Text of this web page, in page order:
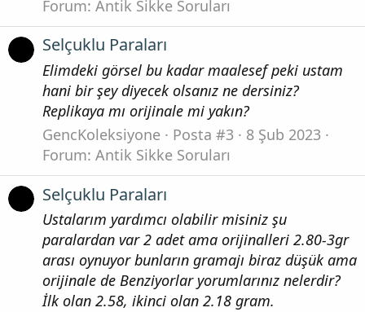
Forum: Antik Sikke Soruları
Selçuklu Paraları
Elimdeki görsel bu kadar maalesef peki ustam
hani bir şey diyecek olsanız ne dersiniz?
Replikaya mı orijinale mi yakın?
GencKoleksiyone
Posta #3
8 Şub 2023
Forum: Antik Sikke Soruları
Selçuklu Paraları
Ustalarım yardımcı olabilir misiniz şu
paralardan var 2 adet ama orijinalleri 2.80-3gr
arası oynuyor bunların gramajı biraz düşük ama
orijinale de Benziyorlar yorumlarınız nelerdir?
İlk olan 2.58, ikinci olan 2.18 gram.